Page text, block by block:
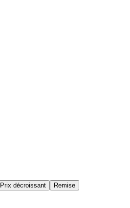
Prix décroissant Remise